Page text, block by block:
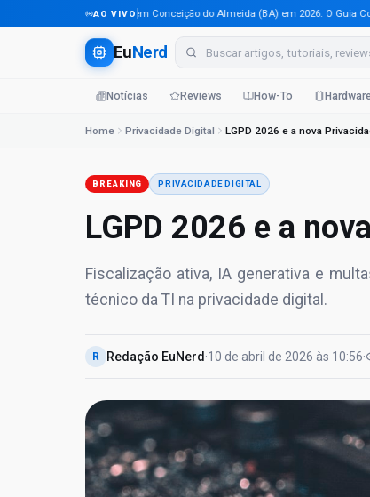
AO VIVO
Tecnologia em Conceição do Almeida (BA) em 2026: O Guia
EuNerd
Notícias Reviews How-To Hardware
Home Privacidade Digital LGPD 2026 e a nova
BREAKING PRIVACIDADE DIGITAL
LGPD 2026 e a
Fiscalização ativa, IA generativa e
técnico da TI na privacidade digital.
R Redação EuNerd ·10 de abril de 2026 às 10:56·